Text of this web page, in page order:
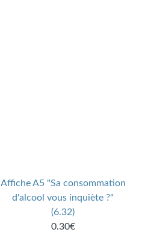
Affiche A5 "Sa consommation
d'alcool vous inquiète ?"
(6.32)
0.30€